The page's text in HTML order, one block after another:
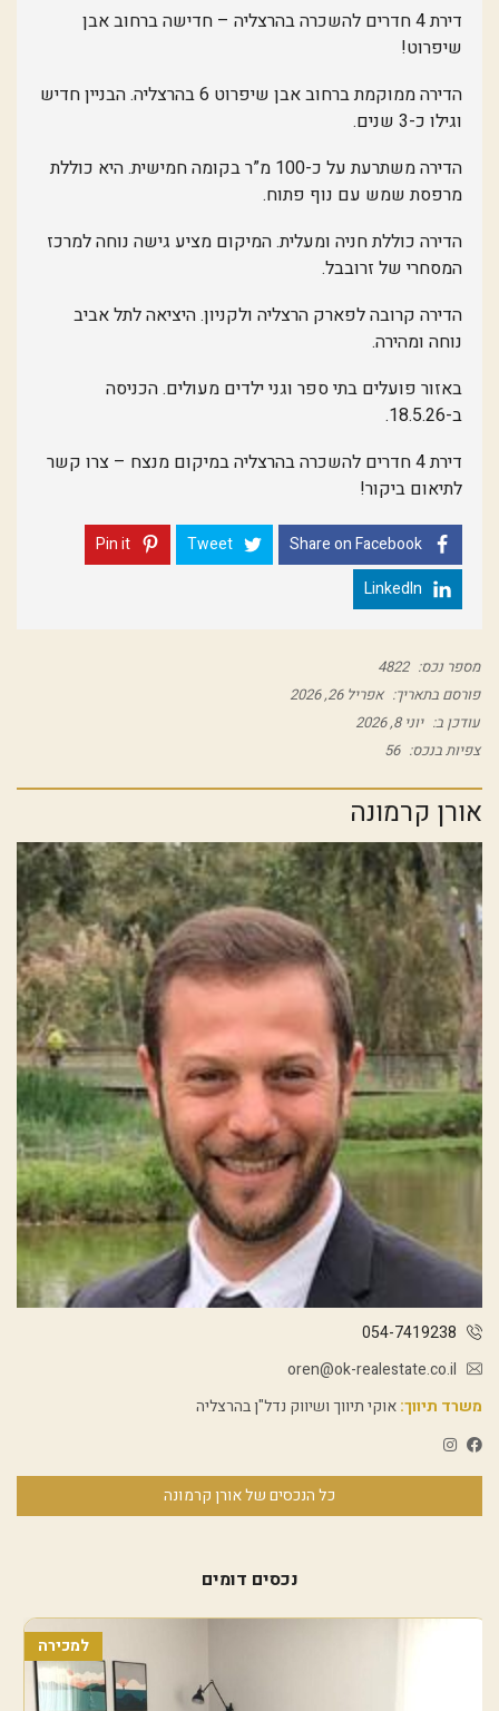
דירת 4 חדרים להשכרה בהרצליה – חדישה ברחוב אבן
שיפרוט!
הדירה ממוקמת ברחוב אבן שיפרוט 6 בהרצליה. הבניין חדיש
וגילו כ-3 שנים.
הדירה משתרעת על כ-100 מ”ר בקומה חמישית. היא כוללת
מרפסת שמש עם נוף פתוח.
הדירה כוללת חניה ומעלית. המיקום מציע גישה נוחה למרכז
המסחרי של זרובבל.
הדירה קרובה לפארק הרצליה ולקניון. היציאה לתל אביב
נוחה ומהירה.
באזור פועלים בתי ספר וגני ילדים מעולים. הכניסה
ב-18.5.26.
דירת 4 חדרים להשכרה בהרצליה במיקום מנצח – צרו קשר
לתיאום ביקור!
Share on Facebook
Tweet
Pin it
LinkedIn
מספר נכס: 4822
פורסם בתאריך: אפריל 26, 2026
עודכן ב: יוני 8, 2026
צפיות בנכס: 56
אורן קרמונה
054-7419238
oren@ok-realestate.co.il
משרד תיווך:אוקי תיווך ושיווק נדל"ן בהרצליה
כל הנכסים של אורן קרמונה
נכסים דומים
למכירה